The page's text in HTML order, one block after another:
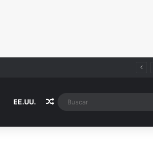
EE.UU. Random Article